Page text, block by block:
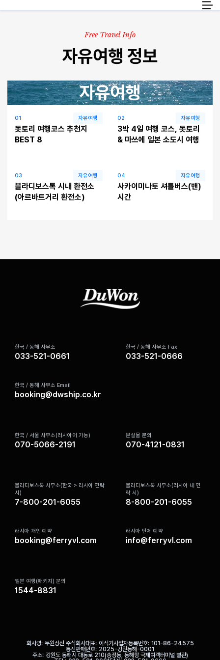
여행정보
고객 서비스
Free Travel Info
자유여행 정보
자유여행
01 자유여행
돗토리 여행코스 추천지
BEST 8
03 자유여행
블라디보스톡 시내 환전소
(아르바트거리 환전소)
02 자유여행
3박 4일 여행 코스, 돗토리
& 마쓰에 일본 소도시 여행
04 자유여행
사카이미나토 셔틀버스(밴)
시간
한국 / 동해 사무소
033-521-0661
한국 / 동해 사무소 Fax
033-521-0666
한국 / 동해 사무소 Email
booking@dwship.co.kr
한국 / 서울 사무소(러시아어 가능)
070-5066-2191
분실물 문의
070-4121-0831
블라디보스톡 사무소(한국 > 러시아 연락
시)
7-800-201-6055
블라디보스톡 사무소(러시아 내 연
락 시)
8-800-201-6055
러시아 개인 예약
booking@ferryvl.com
러시아 단체 예약
info@ferryvl.com
일본 여행(패키지) 문의
1544-8831
회사명 두원상선 주식회사대표 이석기 사업자등록번호 101-86-24575
통신판매번호 2025-강원동해-0001
주소 강원도 동해시 대동로 210(송정동, 동해항 국제여객터미널 별관)